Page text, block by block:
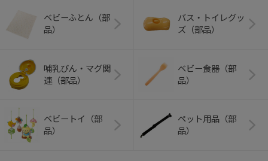
ベビーふとん（部
品）
バス・トイレグッ
ズ（部品）
哺乳びん・マグ関
連（部品）
ベビー食器（部
品）
ベビートイ（部
品）
ペット用品（部
品）